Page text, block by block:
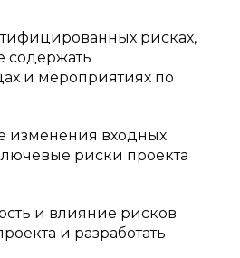
рисках,
содержать
и мероприятиях по
изменения входных
риски проекта
и влияние рисков
и разработать